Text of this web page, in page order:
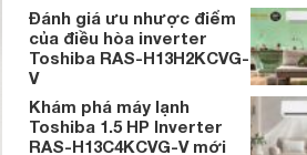
Đánh giá ưu nhược điểm
của điều hòa inverter
Toshiba RAS-H13H2KCVG-
V
Khám phá máy lạnh
Toshiba 1.5 HP Inverter
RAS-H13C4KCVG-V mới